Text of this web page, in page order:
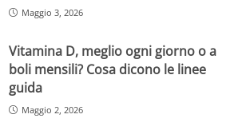
Maggio 3, 2026
Vitamina D, meglio ogni giorno o a
boli mensili? Cosa dicono le linee
guida
Maggio 2, 2026